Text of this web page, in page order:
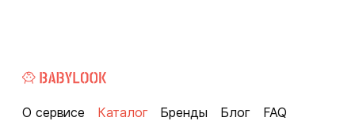
О сервисе Каталог Бренды Блог
FAQ